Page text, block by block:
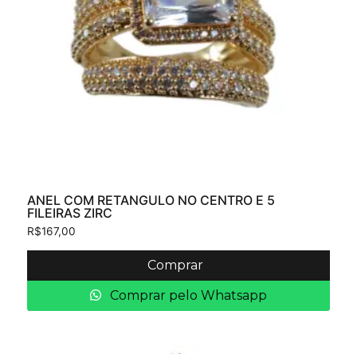
ANEL COM RETANGULO NO CENTRO E 5
FILEIRAS ZIRC
R$167,00
Comprar
Comprar pelo Whatsapp